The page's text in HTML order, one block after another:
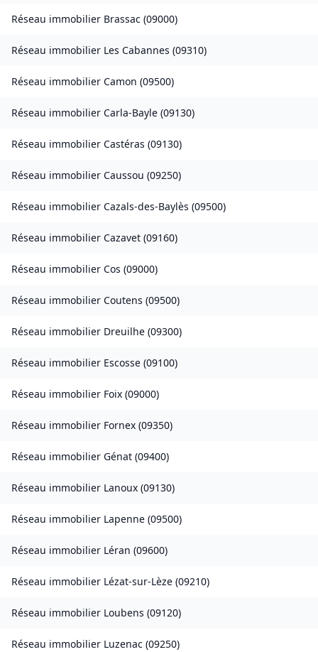
Réseau immobilier Brassac (09000)
Réseau immobilier Les Cabannes (09310)
Réseau immobilier Camon (09500)
Réseau immobilier Carla-Bayle (09130)
Réseau immobilier Castéras (09130)
Réseau immobilier Caussou (09250)
Réseau immobilier Cazals-des-Baylès (09500)
Réseau immobilier Cazavet (09160)
Réseau immobilier Cos (09000)
Réseau immobilier Coutens (09500)
Réseau immobilier Dreuilhe (09300)
Réseau immobilier Escosse (09100)
Réseau immobilier Foix (09000)
Réseau immobilier Fornex (09350)
Réseau immobilier Génat (09400)
Réseau immobilier Lanoux (09130)
Réseau immobilier Lapenne (09500)
Réseau immobilier Léran (09600)
Réseau immobilier Lézat-sur-Lèze (09210)
Réseau immobilier Loubens (09120)
Réseau immobilier Luzenac (09250)